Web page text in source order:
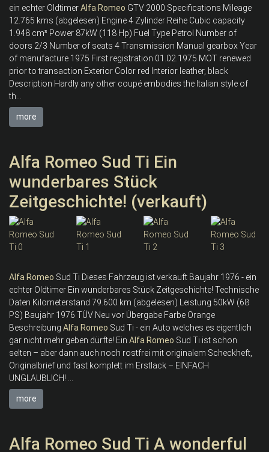
ein echter OldtimerAlfa Romeo GTV 2000 Specifications Mileage
12.765 kms (abgelesen) Engine 4 Zylinder Reihe Cubic capacity
1.948 cm³ Power 87kW (118 Hp) Fuel Type Petrol Number of
doors 2/3 Number of seats 4 Transmission Manual gearbox Year
of manufacture 1975 First registration 01.02.1975 MOT renewed
prior to transaction Exterior Color red Interior leather, black
Description Hardly any other coupé embodies the Italian style of
th...
more
Alfa Romeo Sud Ti Ein
wunderbares Stück
Zeitgeschichte! (verkauft)
Alfa Romeo Sud Ti Dieses Fahrzeug ist verkauft Baujahr 1976 - ein
echter Oldtimer Ein wunderbares Stück Zeitgeschichte! Technische
Daten Kilometerstand 79.600 km (abgelesen) Leistung 50kW (68
PS) Baujahr 1976 TÜV Neu vor Übergabe Farbe Orange
Beschreibung Alfa Romeo Sud Ti - ein Auto welches es eigentlich
gar nicht mehr geben dürfte! Ein Alfa Romeo Sud Ti ist schon
selten – aber dann auch noch rostfrei mit originalem Scheckheft,
Originalbrief und fast komplett im Erstlack – EINFACH
UNGLAUBLICH! ...
more
Alfa Romeo Sud Ti A wonderful